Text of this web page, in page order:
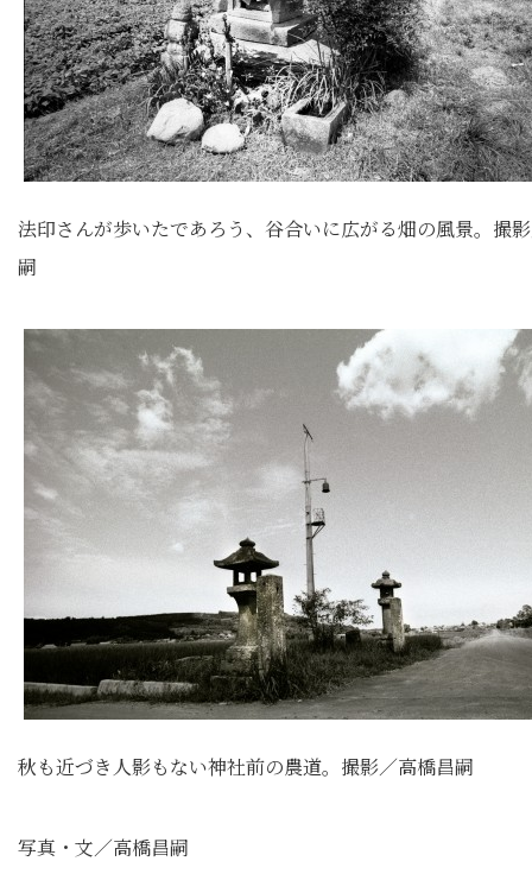
法印さんが歩いたであろう、谷合いに広がる畑の風景。撮
嗣
秋も近づき人影もない神社前の農道。撮影／高橋昌嗣
写真・文／高橋昌嗣